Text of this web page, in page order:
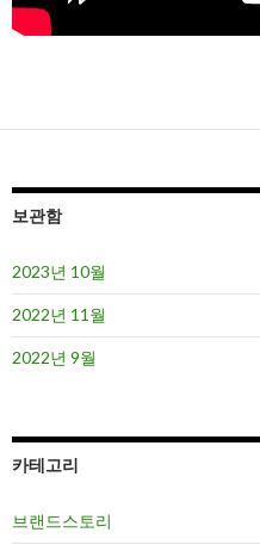
보관함
2023년 10월
2022년 11월
2022년 9월
카테고리
브랜드스토리